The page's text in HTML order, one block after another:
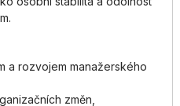
a rozvojem manažerského
změn,